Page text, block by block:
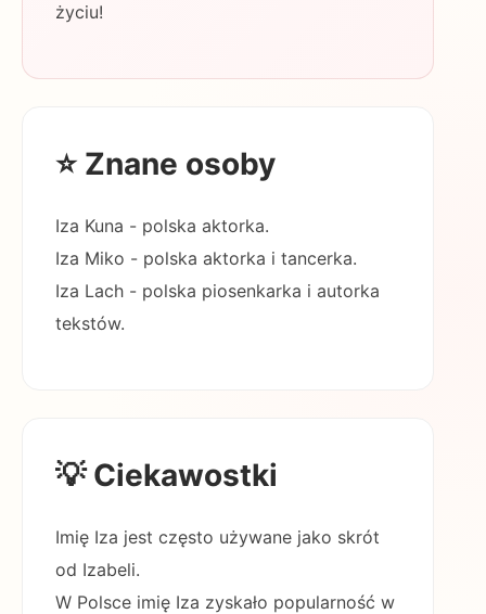
życiu!
⭐ Znane osoby
Iza Kuna - polska aktorka.
Iza Miko - polska aktorka i tancerka.
Iza Lach - polska piosenkarka i autorka
tekstów.
💡 Ciekawostki
Imię Iza jest często używane jako skrót
od Izabeli.
W Polsce imię Iza zyskało popularność w